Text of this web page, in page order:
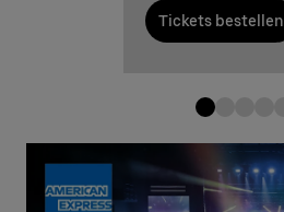
Tickets bestellen